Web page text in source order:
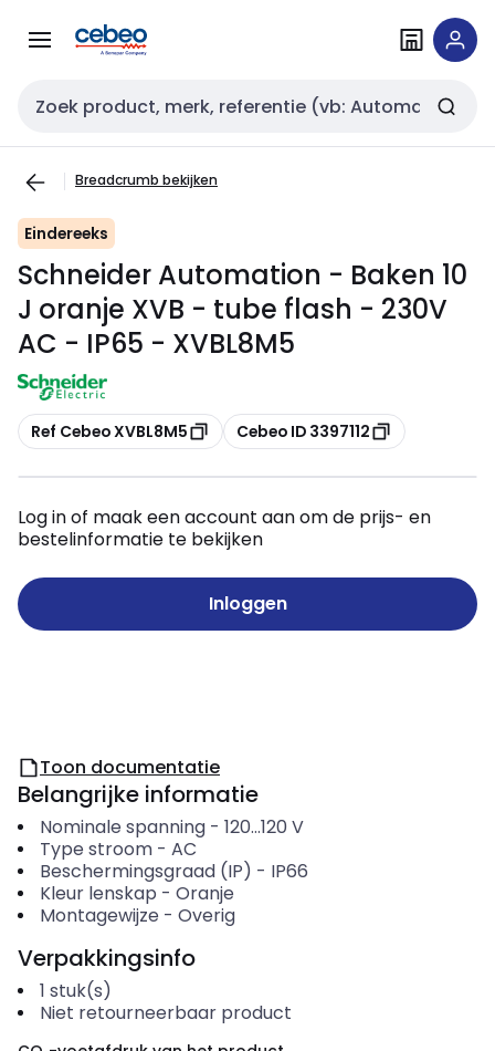
naar
naar
Zoekveld invoer
Breadcrumb bekijken
Eindereeks
Schneider Automation - Baken 10
J oranje XVB - tube flash - 230V
AC - IP65 - XVBL8M5
Kopiëren
Ref Cebeo XVBL8M5 Kopiëren
Cebeo ID 3397112
Log in of maak een account aan om de prijs- en
bestelinformatie te bekijken
Inloggen
Toon documentatie
Belangrijke informatie
Nominale spanning- 120...120 V
Type stroom- AC
Beschermingsgraad (IP) - IP66
Kleur lenskap - Oranje
Montagewijze - Overig
Verpakkingsinfo
1 stuk(s)
Niet retourneerbaar product